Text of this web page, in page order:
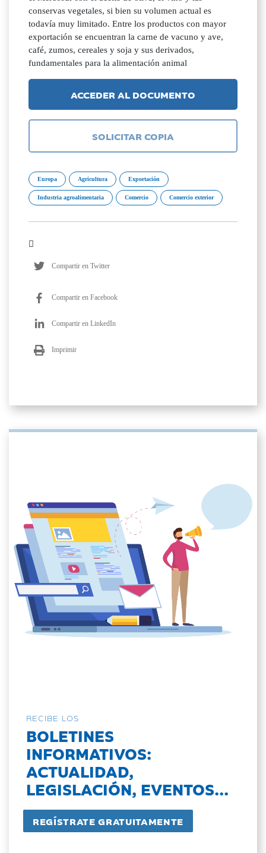
conservas vegetales, si bien su volumen actual es
todavía muy limitado. Entre los productos con mayor
exportación se encuentran la carne de vacuno y ave,
café, zumos, cereales y soja y sus derivados,
fundamentales para la alimentación animal
ACCEDER AL DOCUMENTO
SOLICITAR COPIA
Europa Agricultura Exportación
Industria agroalimentaria Comercio Comercio exterior
Compartir en Twitter
Compartir en Facebook
Compartir en LinkedIn
Imprimir
RECIBE LOS
BOLETINES
INFORMATIVOS:
ACTUALIDAD,
LEGISLACIÓN, EVENTOS...